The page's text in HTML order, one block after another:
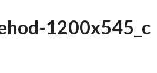
1200x545_c